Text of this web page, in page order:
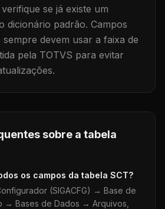
se já existe um
dicionário padrão. Campos
devem usar a faixa de
pela TOTVS para evitar
sobre a tabela
os campos da tabela SCT?
(SIGACFG) → Base de
→ Bases de Dados → Arquivos,